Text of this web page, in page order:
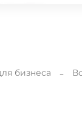
бизнеса